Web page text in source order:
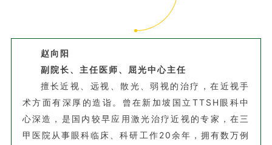
赵向阳
副院长、主任医师、屈光中心主任
擅长近视、远视、散光、弱视的治疗，在近视手
术方面有深厚的造诣。曾在新加坡国立TTSH眼科中
心深造，是国内较早应用激光治疗近视的专家，在三
甲医院从事眼科临床、科研工作20余年，拥有数万例